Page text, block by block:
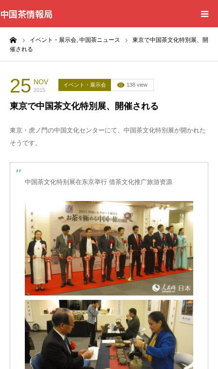
中国茶情報局
イベント・展示会, 中国茶ニュース
東京で中国茶文化特別展、開
催される
25 NOV
2015
イベント・展示会 138 view
東京で中国茶文化特別展、開催される
東京・虎ノ門の中国文化センターにて、中国茶文化特別展が開かれた
そうです。
中国茶文化特别展在东京举行 借茶文化推广旅游资源
Home
Shops